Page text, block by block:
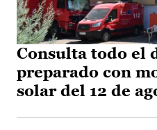
Consulta todo el
preparado con
solar del 12 de